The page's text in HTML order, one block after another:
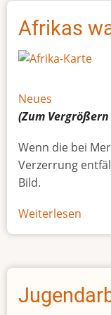
Afrikas
Neues
(Zum Vergrößern
Wenn die bei
Verzerrung
Bild.
Weiterlesen